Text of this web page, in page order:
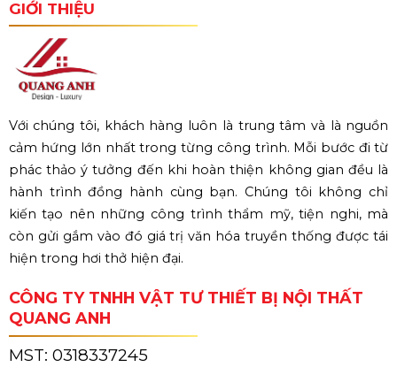
GIỚI THIỆU
Với chúng tôi, khách hàng luôn là trung tâm và là nguồn
cảm hứng lớn nhất trong từng công trình. Mỗi bước đi từ
phác thảo ý tưởng đến khi hoàn thiện không gian đều là
hành trình đồng hành cùng bạn. Chúng tôi không chỉ
kiến tạo nên những công trình thẩm mỹ, tiện nghi, mà
còn gửi gắm vào đó giá trị văn hóa truyền thống được tái
hiện trong hơi thở hiện đại.
CÔNG TY TNHH VẬT TƯ THIẾT BỊ NỘI THẤT
QUANG ANH
MST: 0318337245